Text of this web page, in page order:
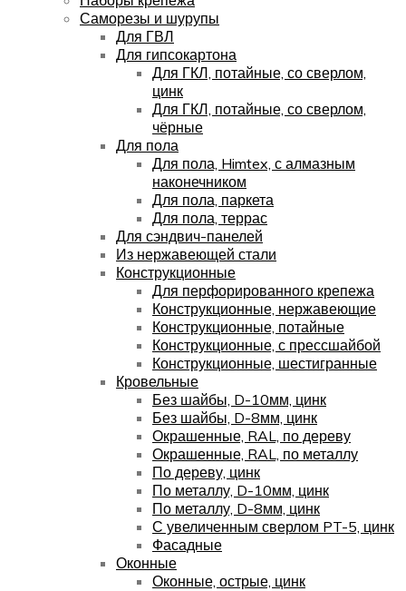
Саморезы и шурупы
Для ГВЛ
Для гипсокартона
Для ГКЛ, потайные, со сверлом,
цинк
Для ГКЛ, потайные, со сверлом,
чёрные
Для пола
Для пола, Himtex, с алмазным
наконечником
Для пола, паркета
Для пола, террас
Для сэндвич-панелей
Из нержавеющей стали
Конструкционные
Для перфорированного крепежа
Конструкционные, нержавеющие
Конструкционные, потайные
Конструкционные, с прессшайбой
Конструкционные, шестигранные
Кровельные
Без шайбы, D-10мм, цинк
Без шайбы, D-8мм, цинк
Окрашенные, RAL, по дереву
Окрашенные, RAL, по металлу
По дереву, цинк
По металлу, D-10мм, цинк
По металлу, D-8мм, цинк
С увеличенным сверлом PT-5, цинк
Фасадные
Оконные
Оконные, острые, цинк